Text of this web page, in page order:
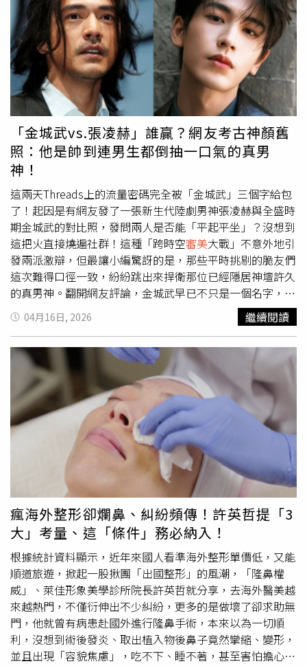
出。（圖／取自 somin_jj IG）細節決定質感：注重牙齒管
理與飲水2000cc 以上魔鬼藏在細節裡，牙齒的整齊與亮白
是韓系精緻感的隱形門面。她們非常重視牙齒管理，從定期
的專業冷光美白到居家護理，確保開口時擁有一口自信的潔
白。此外，在飲食上嚴格執行「戒糖」，以抗糖化、防止肌
膚蠟黃與老化，並堅持每天飲水 2000cc 以上。足夠的水分
能讓肌膚由內而外透出光澤，這是任何高價底妝都無法比擬
的原生質感。（圖／取自 somin_jj IG）
的 審美
上，「我真的有漂亮嗎？他們會不會只是隨口說
說？」原PO直言，如果可以選擇漂亮和聰明，她想當漂亮
的女生，「這樣我喜歡的人比較有可能會喜歡我，很想知道
被喜歡的人喜歡的滋味。」貼文曝光後，不少鄉民紛紛在底
下留言，「說不定你喜歡的人喜歡聰明的啊，你怎麼知道那
個女生是不是很聰明又剛好很漂亮」、「不一定是漂亮而已
吧，可能還有其他優點」、「又是哪來的二分法？要漂亮跟
聰明二選一」、「有時候也不全然是長相，可能是講話方式
或動作那些也會影響」、「你可以做自己，堅持不打扮不學
化妝，等那個看到你內在美的人出現，但就不要酸別人看外
表」。也有人指出，「有桃花不一定是好桃花，可以是很多
X癢的爛桃花，所以還是要看人」、「很多人真的雙標的很
明顯，而且目的性真的很強，還以為女生是傻子看不出
來」、「漂不漂亮蠻主觀的，我覺得有過對方的基本線之後
就是看相處及個性」、「不過就只是一個妳喜歡的男生對妳
被動而已，大可以再找其他男生啊」、「被長輩稱讚漂亮跟
是不是男方的type又沒有關係，車銀優大家都知道很帥，但
也不是我的type啊」。還有人勸她，「寶，不要那麼自
卑！」、「真的喜歡自己就會有自信，到時候妳會更有魅
力」、「那就去學化妝打扮，不過核心還是要先愛自己，，
愛自己才會有力氣愛別人」、「我覺得你缺乏的是自信不是
漂亮，自信的女生會有自己的魅力。你要相信你已經足夠漂
亮和聰明了，你可以全都要，然後也遇見值得的人」、「不
用那麼悲觀，就算你今天非常漂亮，你有好感的人也不一定
會喜歡你」、「有時候就是緣分問題而已，不用想太多」。
「金城武vs.張凌赫」誰贏？網友考古神顏舊
照：他是帥到連男生都倒抽一口氣的真男
神！
這兩天Threads上的流量密碼完全被「金城武」三個字給包
了！起因是有網友發了一張新生代陸劇男神張凌赫與全盛時
期金城武的對比照，發問兩人是否能「平起平坐」？沒想到
這把火直接燒遍社群！這種「跨時空審美大戰」不意外地引
發兩派激辯，但最讓小編驚訝的是，那些平時挑剔的脆友們
這次難得口徑一致，紛紛跳出來捍衛那位已經隱居神壇許久
的真男神。翻開網友評論，金城武早已不只是一個名字，而
是「帥的最高級形容詞」！有資深脆友分享35年前在夜店偶
遇本人的經歷，描述他即便坐在角落，那種不經意流露的謙
遜與英氣，依舊能讓空氣瞬間凝固，這就是所謂的「大帥哥
級別」！相較於現代明星過度依賴造型師，還有網友翻出他
在《草地狀元》時期甚至更早的考古照，那種即便在陽春造
型下依舊突出的精緻度，讓不少人直呼這才是國家字典級別
的長相，完全是現代「建模臉」無法企及的高度。（圖／翻
攝自小紅書）即便將競爭對手擴大到全球範圍，網友也只願
意讓木村拓哉或尊龍這種等級的傳說與他並列！這種跨越世
紀的無法超越感，源於金城武帶有憂鬱氣質、又同時具備亞
洲與西方神韻的獨特神情，不少人直言，張凌赫雖然帥得合
乎當代標準，但金城武卻是那種「連男生都會倒抽一口氣」
的神人。當我們在討論顏值天花板時，談論的不只是五官比
例，更多的是一種無法被複製、且自帶電影敘事感的渲染
力，這種質地在當今演藝圈幾乎已經絕跡。（圖／翻攝自小
紅書）說到底，這場熱議背後其實是大家對「複製貼上美
學」的反撲？現在的娛樂圈不缺帥哥，缺的是像金城武那
樣，即便神隱多年，只要一張舊照流出就能讓社群癱瘓的魅
力！金城武的臉是有故事、有溫度的，這也解釋了為什麼當
有人試圖將張凌赫與他匹敵時，大多數網友的反應並非否定
後輩，而是想守護那段「帥到不科學」的純真年代~這場熱
議再次證明了，有些傳奇真的只能被仰望，在真男神面前，
04月16日, 2026 繼續閱讀
瘋海外整形卻爛鼻、糾紛頻傳！許英哲提「3
大」考量、這「條件」務必納入！
根據統計資料顯示，近年來國人看準海外整形單價低，又能
順道旅遊，掀起一股揪團「出國整形」的風潮，「隆鼻權
威」、萊佳形象美學診所院長許英哲就分享，去海外醫美越
來越熱門，不僅衍伸出不少糾紛，更多的是做壞了卻求助無
門，他就曾有病患赴國外進行隆鼻手術，本來以為一切順
利，沒想到術後發炎、取出植入物後鼻子竟然攣縮、變形，
並且出現「容貌焦慮」，吃不下、睡不著，甚至害怕擔心照